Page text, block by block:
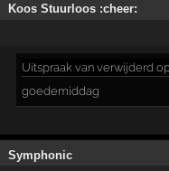
Koos Stuurloos :cheer:
Uitspraak van verwijderd
goedemiddag
Symphonic